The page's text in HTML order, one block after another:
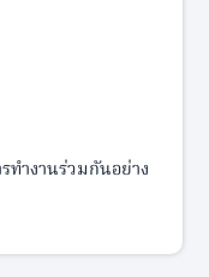
ทำงานร่วมกันอย่าง